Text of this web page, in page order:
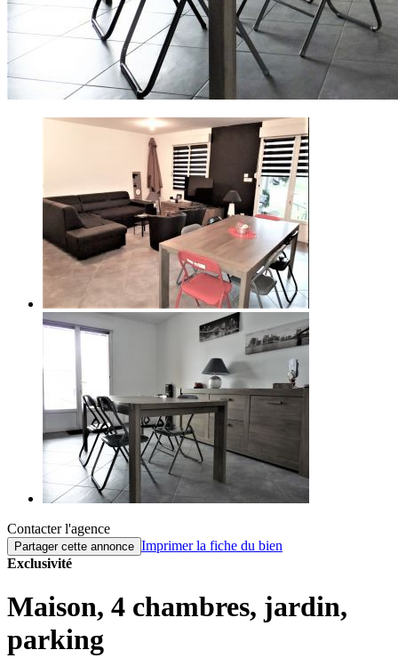
Contacter l'agence
Partager cette annonce Imprimer la fiche du bien
Exclusivité
Maison, 4 chambres, jardin,
parking